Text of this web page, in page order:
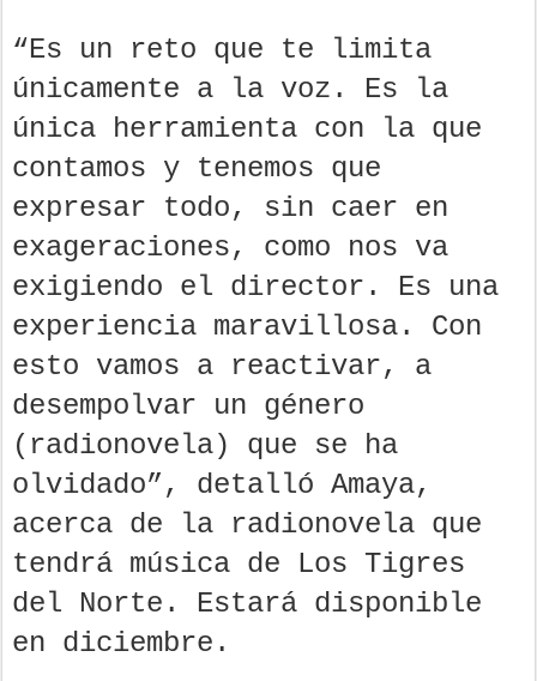
“Es un reto que te limita
únicamente a la voz. Es la
única herramienta con la que
contamos y tenemos que
expresar todo, sin caer en
exageraciones, como nos va
exigiendo el director. Es una
experiencia maravillosa. Con
esto vamos a reactivar, a
desempolvar un género
(radionovela) que se ha
olvidado”, detalló Amaya,
acerca de la radionovela que
tendrá música de Los Tigres
del Norte. Estará disponible
en diciembre.